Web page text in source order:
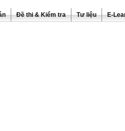
Đề thi & Kiểm tra Tư liệu E-